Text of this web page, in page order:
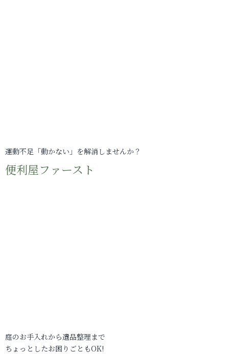
運動不足「動かない」を解消しませんか？
便利屋ファースト
庭のお手入れから遺品整理まで
ちょっとしたお困りごともOK!